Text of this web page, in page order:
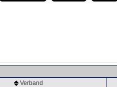
Verband